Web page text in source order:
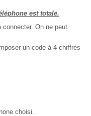
est totale.
connecter. On ne peut
un code à 4 chiffres
choisi.